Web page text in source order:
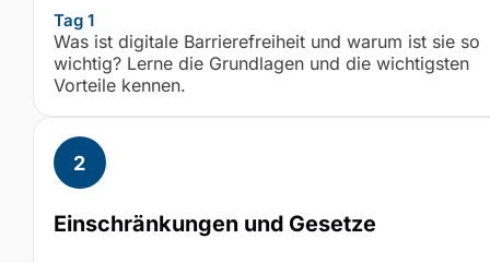
Tag 1
Was ist digitale Barrierefreiheit und warum ist sie so
wichtig? Lerne die Grundlagen und die wichtigsten
Vorteile kennen.
Einschränkungen und Gesetze